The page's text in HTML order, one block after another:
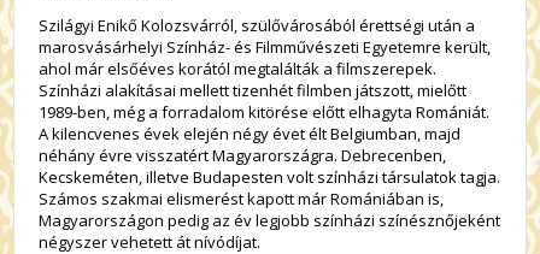
Szilágyi Enikő Kolozsvárról, szülővárosából érettségi után a
marosvásárhelyi Színház- és Filmművészeti Egyetemre került,
ahol már elsőéves korától megtalálták a filmszerepek.
Színházi alakításai mellett tizenhét filmben játszott, mielőtt
1989-ben, még a forradalom kitörése előtt elhagyta Romániát.
A kilencvenes évek elején négy évet élt Belgiumban, majd
néhány évre visszatért Magyarországra. Debrecenben,
Kecskeméten, illetve Budapesten volt színházi társulatok tagja.
Számos szakmai elismerést kapott már Romániában is,
Magyarországon pedig az év legjobb színházi színésznőjeként
négyszer vehetett át nívódíjat.